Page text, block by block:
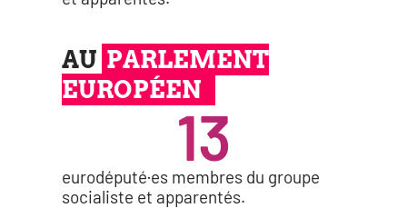
AU PARLEMENT
EUROPÉEN
eurodéputé·es membres du groupe
socia­liste et apparentés.
13